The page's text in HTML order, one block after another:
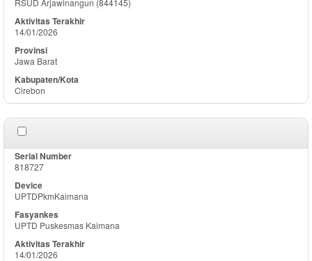
RSUD Arjawinangun (844145)
14/01/2026
Jawa Barat
Cirebon
818727
UPTDPkmKaimana
UPTD Puskesmas Kaimana
14/01/2026